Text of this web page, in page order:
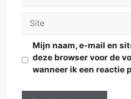
Site
Mijn naam, e-mail en
deze browser voor de
wanneer ik een reactie